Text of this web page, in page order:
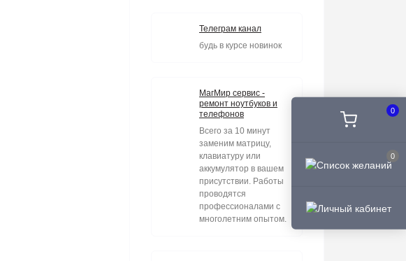
0
0
Телеграм канал
будь в курсе новинок
МагМир сервис -
ремонт ноутбуков и
телефонов
Всего за 10 минут
заменим матрицу,
клавиатуру или
аккумулятор в вашем
присутствии. Работы
проводятся
профессионалами с
многолетним опытом.